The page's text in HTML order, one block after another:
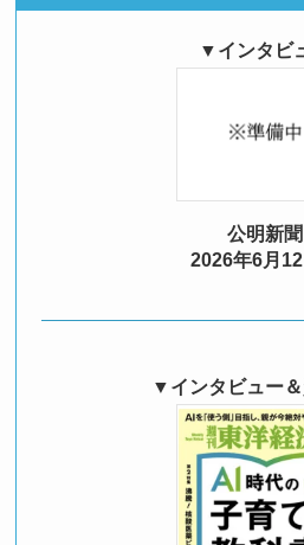
▼ インタビ
公明新聞
2026年6月
▼ インタビュー